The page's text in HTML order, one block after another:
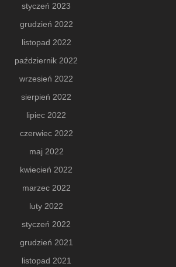
styczeń 2023
grudzień 2022
listopad 2022
październik 2022
wrzesień 2022
sierpień 2022
lipiec 2022
czerwiec 2022
maj 2022
kwiecień 2022
marzec 2022
luty 2022
styczeń 2022
grudzień 2021
listopad 2021